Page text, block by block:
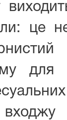
це
для